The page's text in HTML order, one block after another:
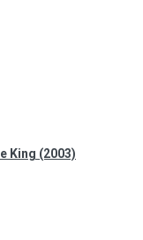
King (2003)